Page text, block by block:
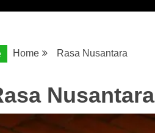
Home Rasa Nusantara
Nusantara